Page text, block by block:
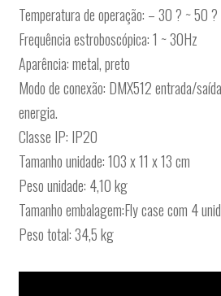
Temperatura de operação: – 30 ? ~ 50 ?
Frequência estroboscópica: 1 ~ 30Hz
Aparência: metal, preto
Modo de conexão: DMX512 entrada/
energia.
Classe IP: IP20
Tamanho unidade: 103 x 11 x 13 cm
Peso unidade: 4,10 kg
Tamanho embalagem:Fly case com 4
Peso total: 34,5 kg